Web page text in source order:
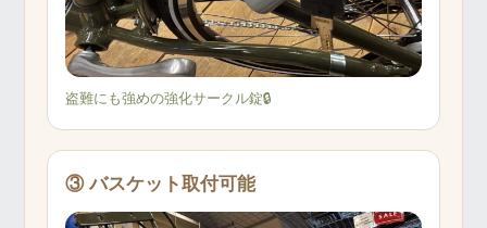
盗難にも強めの強化サークル錠🔒
③ バスケット取付可能